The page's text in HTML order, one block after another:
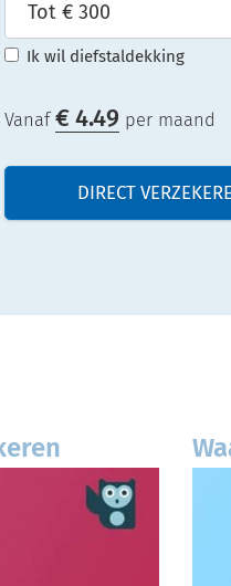
Ik wil diefstaldekking
Vanaf €4.49 per maand
DIRECT